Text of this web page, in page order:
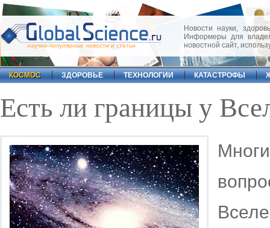
научно-популярные новости и статьи
Новости науки,
Информеры для
новостной сайт,
КОСМОС ЗДОРОВЬЕ ТЕХНОЛОГИИ КАТАСТРОФЫ
Есть ли границы у